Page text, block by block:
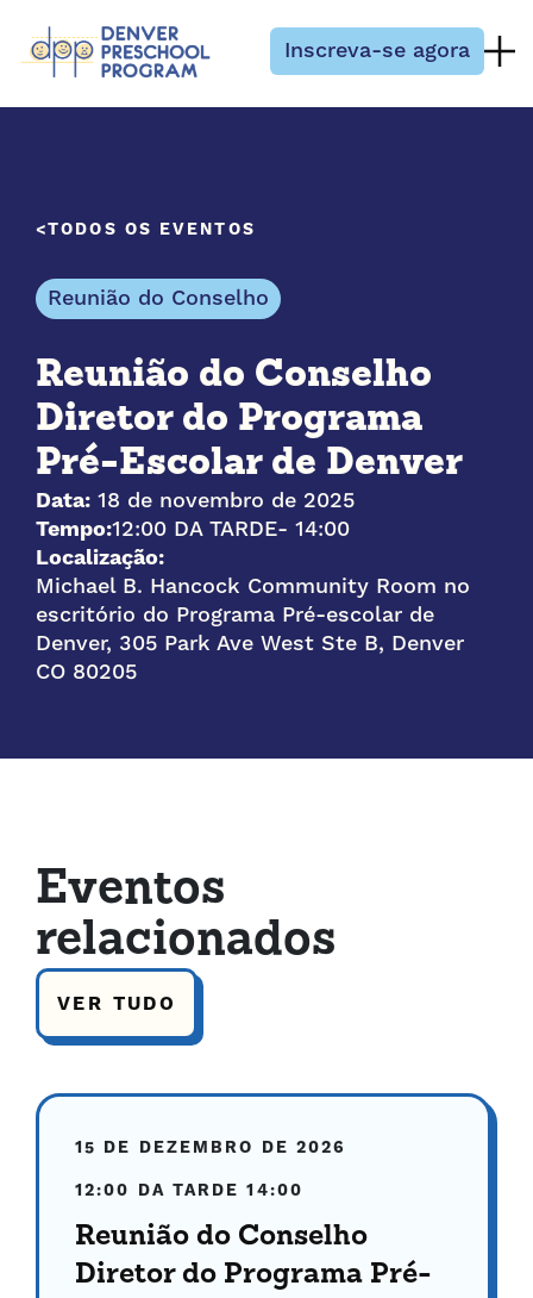
Inscreva-se agora
TODOS OS EVENTOS
Reunião do Conselho
Reunião do Conselho
Diretor do Programa
Pré-Escolar de Denver
Data: 18 de novembro de 2025
Tempo:12:00 DA TARDE- 14:00
Localização:
Michael B. Hancock Community Room no
escritório do Programa Pré-escolar de
Denver, 305 Park Ave West Ste B, Denver
CO 80205
Eventos
relacionados
VER TUDO
15 DE DEZEMBRO DE 2026
12:00 DA TARDE 14:00
Reunião do Conselho
Diretor do Programa Pré-